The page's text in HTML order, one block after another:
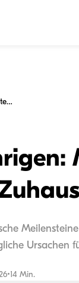
Sprachverzögerung bei 2-Jährigen: Meilensteine und Übungen für Zuhause
Ursachen
•14 Min.